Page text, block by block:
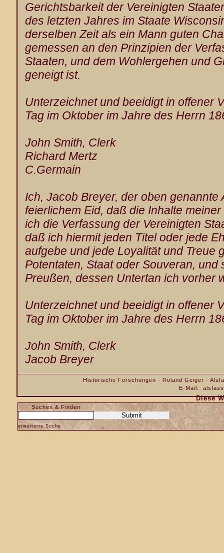
Gerichtsbarkeit der Vereinigten
des letzten Jahres im Staate
derselben Zeit als ein Mann guten
gemessen an den Prinzipien der
Staaten, und dem Wohlergehen und
geneigt ist.
Unterzeichnet und beeidigt in offener
Tag im Oktober im Jahre des Herrn
John Smith, Clerk
Richard Mertz
C.Germain
Ich, Jacob Breyer, der oben genannte
feierlichem Eid, daß die Inhalte
ich die Verfassung der Vereinigten
daß ich hiermit jeden Titel oder jede
aufgebe und jede Loyalität und Treue
Potentaten, Staat oder Souveran, und
Preußen, dessen Untertan ich vorher
Unterzeichnet und beeidigt in offener
Tag im Oktober im Jahre des Herrn
John Smith, Clerk
Jacob Breyer
Historische Forschungen · Roland Geiger ·
E-Mail:
Diese
Suchen & Finden
erweiterte Suche